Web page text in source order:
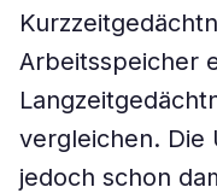
Arbeitsspeicher
vergleichen. Die
jedoch schon